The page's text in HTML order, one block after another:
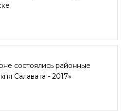
состоялись районные
Салавата - 2017»